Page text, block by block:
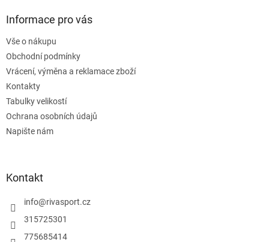
Informace pro vás
Vše o nákupu
Obchodní podmínky
Vrácení, výměna a reklamace zboží
Kontakty
Tabulky velikostí
Ochrana osobních údajů
Napište nám
Kontakt
info@rivasport.cz
315725301
775685414